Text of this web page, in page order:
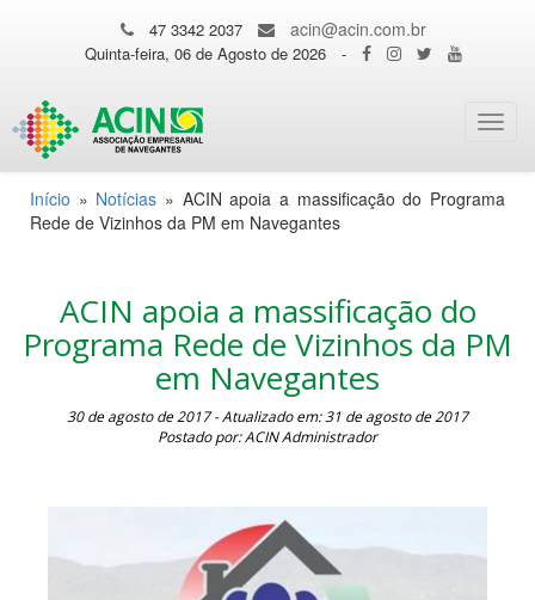
47 3342 2037 acin@acin.com.br
Quinta-feira, 06 de Agosto de 2026 -
Início » Notícias » ACIN apoia a massificação do Programa
Rede de Vizinhos da PM em Navegantes
ACIN apoia a massificação do
Programa Rede de Vizinhos da PM
em Navegantes
30 de agosto de 2017 - Atualizado em: 31 de agosto de 2017
Postado por: ACIN Administrador